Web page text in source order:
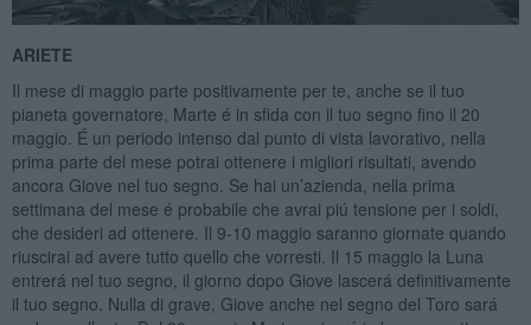
ARIETE
Il mese di maggio parte positivamente per te, anche se il tuo
pianeta governatore, Marte é in sfida con il tuo segno fino il 20
maggio. É un periodo intenso dal punto di vista lavorativo, nella
prima parte del mese potrai ottenere i migliori risultati, avendo
ancora Giove nel tuo segno. Se hai un’azienda, nella prima
settimana del mese é probabile che avrai piú tensione per i soldi,
che desideri ad ottenere. Il 9-10 maggio saranno giornate quando
riuscirai ad avere tutto quello che vorresti. Il 15 maggio la Luna
entrerá nel tuo segno, il giorno dopo Giove lascerá definitivamente
il tuo segno. Nulla di grave, Giove anche nel segno del Toro sará